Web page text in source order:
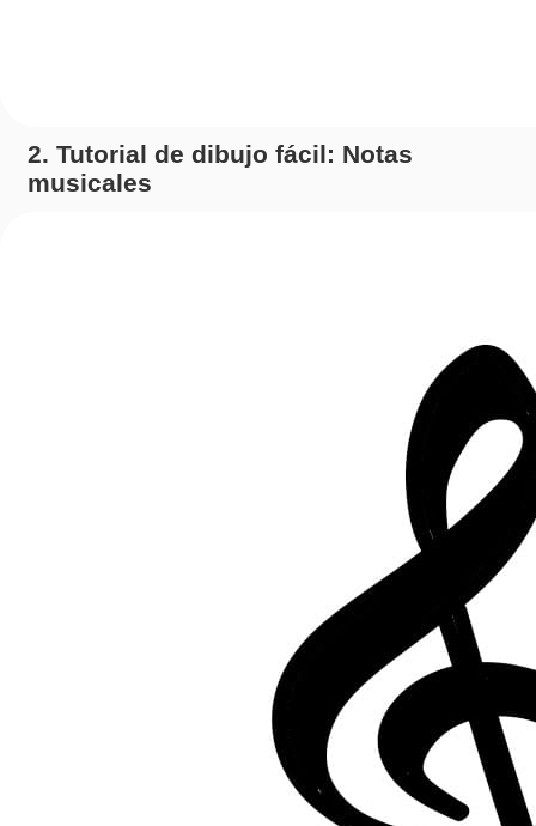
2. Tutorial de dibujo fácil: Notas
musicales